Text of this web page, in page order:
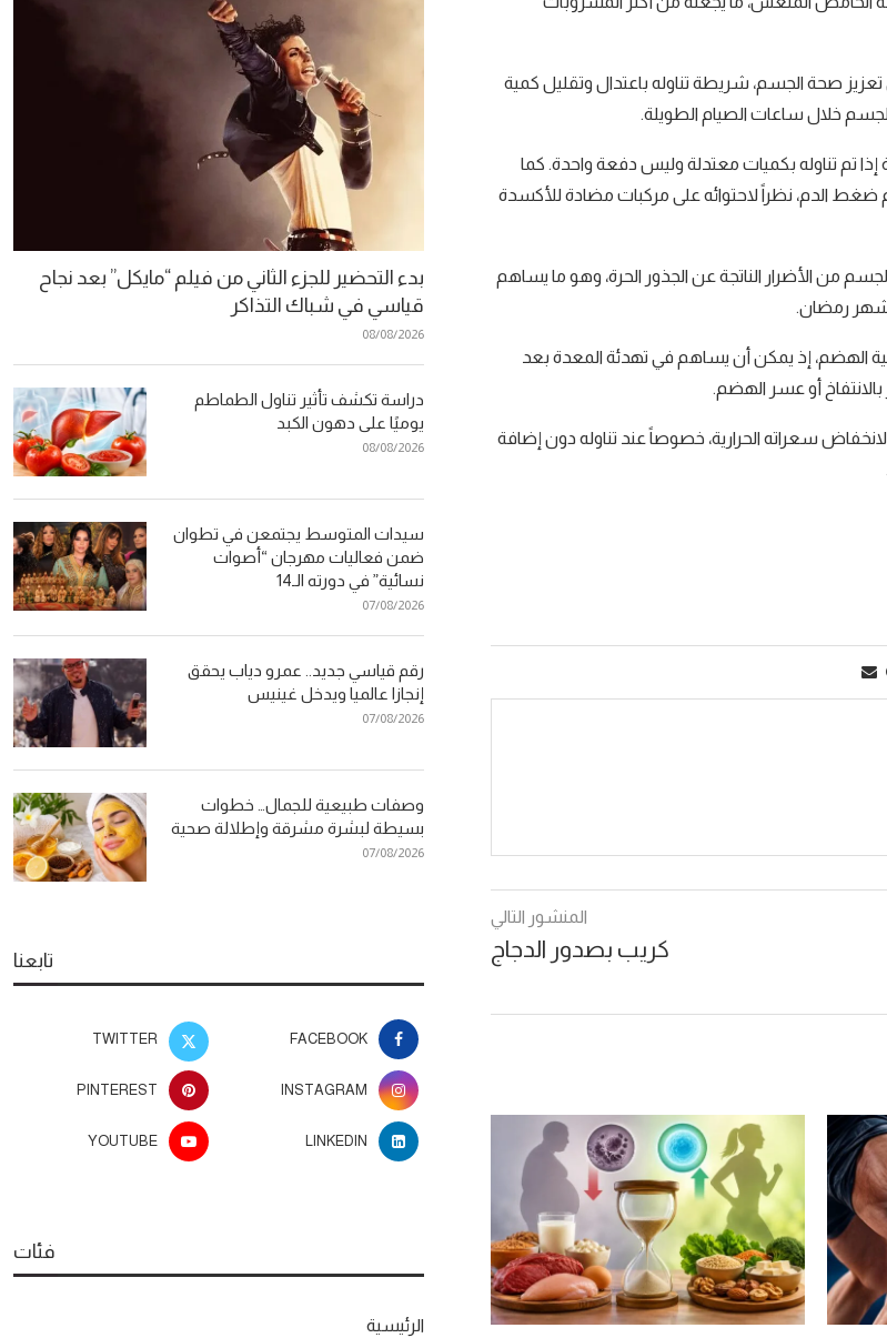
صحة الجسم، شريطة تناوله باعتدال وتقليل كمية
خلال ساعات الصيام الطويلة.
تم تناوله بكميات معتدلة وليس دفعة واحدة. كما
الدم، نظراً لاحتوائه على مركبات مضادة للأكسدة
من الأضرار الناتجة عن الجذور الحرة، وهو ما يساهم
شهر رمضان.
الهضم، إذ يمكن أن يساهم في تهدئة المعدة بعد
أو عسر الهضم.
سعراته الحرارية، خصوصاً عند تناوله دون إضافة
المنشور التالي
كريب بصدور الدجاج
بدء التحضير للجزء الثاني من فيلم “مايكل” بعد نجاح
قياسي في شباك التذاكر
08/08/2026
دراسة تكشف تأثير تناول الطماطم
يوميًا على دهون الكبد
08/08/2026
سيدات المتوسط يجتمعن في تطوان
ضمن فعاليات مهرجان “أصوات
نسائية” في دورته الـ14
07/08/2026
رقم قياسي جديد.. عمرو دياب يحقق
إنجازا عالميا ويدخل غينيس
07/08/2026
وصفات طبيعية للجمال… خطوات
بسيطة لبشرة مشرقة وإطلالة صحية
07/08/2026
تابعنا
FACEBOOK
TWITTER
INSTAGRAM
PINTEREST
LINKEDIN
YOUTUBE
فئات
الرئيسية